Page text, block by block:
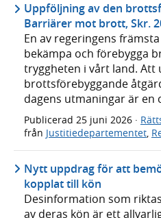
Uppföljning av den
Barriärer mot brott, Skr.
En av regeringens
bekämpa och förebygga
tryggheten i vårt land. Att
brottsförebyggande
dagens utmaningar är en
Publicerad 25 juni 2026 ·
från Justitiedepartementet,
Nytt uppdrag för att
kopplat till kön
Desinformation som
av deras kön är ett